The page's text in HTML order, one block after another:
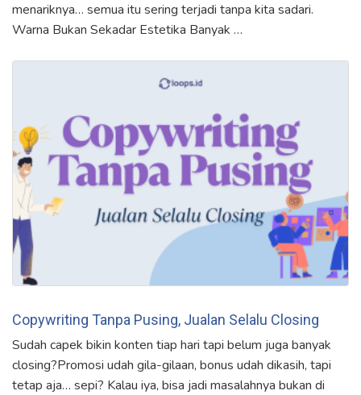
menariknya… semua itu sering terjadi tanpa kita sadari.
Warna Bukan Sekadar Estetika Banyak …
Copywriting Tanpa Pusing, Jualan Selalu Closing
Sudah capek bikin konten tiap hari tapi belum juga banyak
closing?Promosi udah gila-gilaan, bonus udah dikasih, tapi
tetap aja… sepi? Kalau iya, bisa jadi masalahnya bukan di